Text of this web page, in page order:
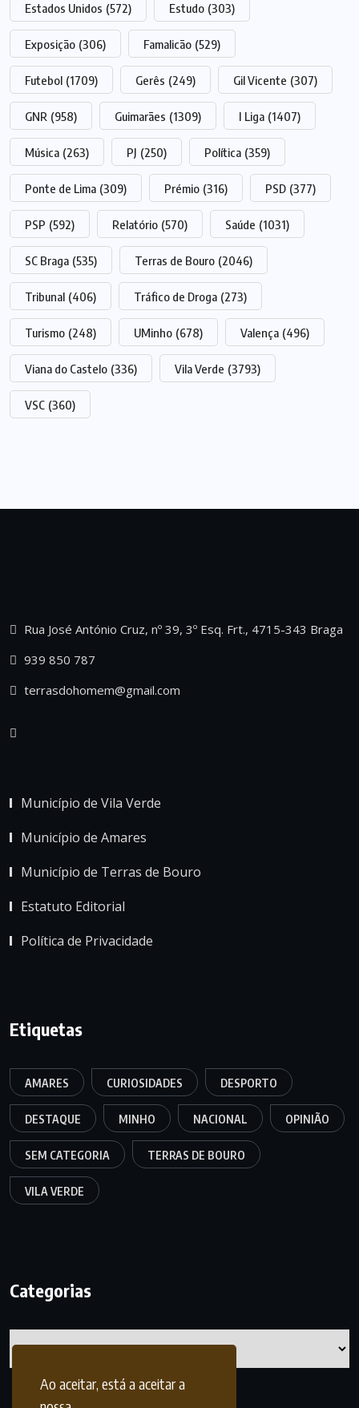
Ao aceitar, está a aceitar a
Estados Unidos (572) Estudo (303)
Exposição (306) Famalicão (529)
Futebol (1709) Gerês (249) Gil Vicente (307)
GNR (958) Guimarães (1309) I Liga (1407)
Música (263) PJ (250) Política (359)
Ponte de Lima (309) Prémio (316) PSD (377)
PSP (592) Relatório (570) Saúde (1031)
SC Braga (535) Terras de Bouro (2046)
Tribunal (406) Tráfico de Droga (273)
Turismo (248) UMinho (678) Valença (496)
Viana do Castelo (336) Vila Verde (3793)
VSC (360)
Rua José António Cruz, nº 39, 3º Esq. Frt., 4715-343 Braga
939 850 787
terrasdohomem@gmail.com
Município de Vila Verde
Município de Amares
Município de Terras de Bouro
Estatuto Editorial
Política de Privacidade
Etiquetas
AMARES CURIOSIDADES DESPORTO
DESTAQUE MINHO NACIONAL OPINIÃO
SEM CATEGORIA TERRAS DE BOURO
VILA VERDE
Categorias